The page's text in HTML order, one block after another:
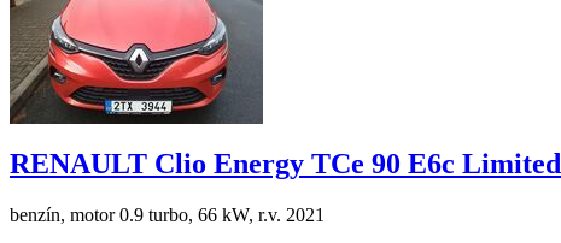
RENAULT Clio Energy TCe 90 E6c Limited
benzín, motor 0.9 turbo, 66 kW, r.v. 2021